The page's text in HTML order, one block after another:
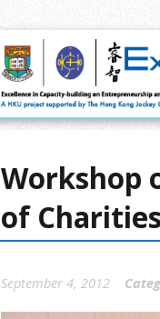
Workshop
of
September 4, 2012